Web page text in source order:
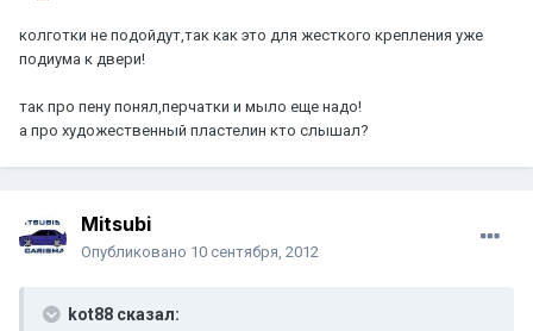
колготки не подойдут,так как это для жесткого крепления уже
подиума к двери!
так про пену понял,перчатки и мыло еще надо!
а про художественный пластелин кто слышал?
Mitsubi
Опубликовано 10 сентября, 2012
kot88 сказал: